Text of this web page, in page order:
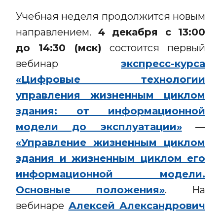
Учебная неделя продолжится новым
направлением. 4 декабря с 13:00
до 14:30 (мск) состоится первый
вебинар экспресс-курса
«Цифровые технологии
управления жизненным циклом
здания: от информационной
модели до эксплуатации»—
«Управление жизненным циклом
здания и жизненным циклом его
информационной модели.
Основные положения». На
вебинаре Алексей Александрович